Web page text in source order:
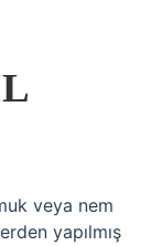
veya nem
yapılmış